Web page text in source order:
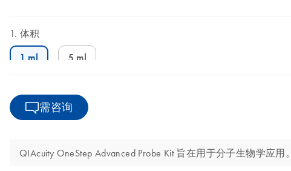
体积
1 ml 5 ml
需咨询
QIAcuity OneStep Advanced Probe Kit 旨在用于分子生物学应